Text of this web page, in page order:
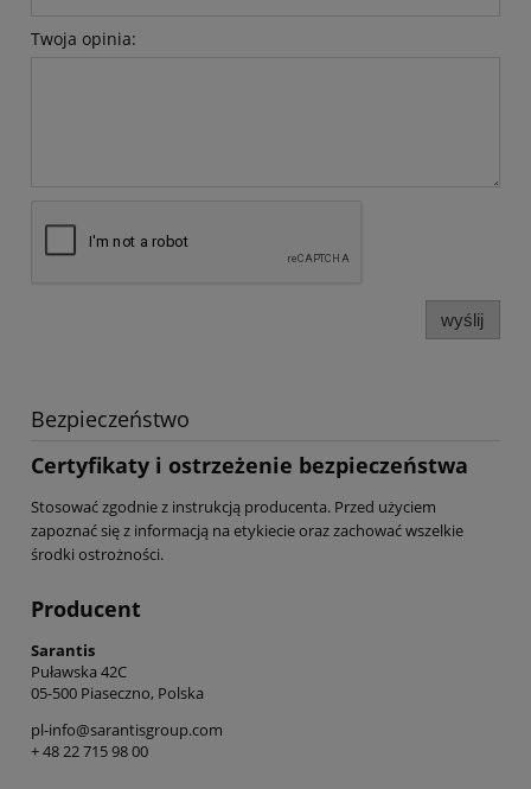
Twoja opinia:
wyślij
Bezpieczeństwo
Certyfikaty i ostrzeżenie bezpieczeństwa
Stosować zgodnie z instrukcją producenta. Przed użyciem
zapoznać się z informacją na etykiecie oraz zachować wszelkie
środki ostrożności.
Producent
Sarantis
Puławska 42C
05-500 Piaseczno, Polska
pl-info@sarantisgroup.com
+ 48 22 715 98 00